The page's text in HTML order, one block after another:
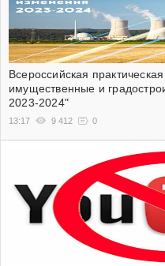
Всероссийская
имущественные и
2023-2024"
13:17 9 412 0